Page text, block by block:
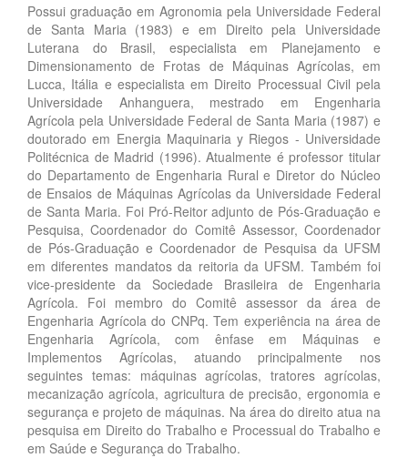
Possui graduação em Agronomia pela Universidade Federal
de Santa Maria (1983) e em Direito pela Universidade
Luterana do Brasil, especialista em Planejamento e
Dimensionamento de Frotas de Máquinas Agrícolas, em
Lucca, Itália e especialista em Direito Processual Civil pela
Universidade Anhanguera, mestrado em Engenharia
Agrícola pela Universidade Federal de Santa Maria (1987) e
doutorado em Energia Maquinaria y Riegos - Universidade
Politécnica de Madrid (1996). Atualmente é professor titular
do Departamento de Engenharia Rural e Diretor do Núcleo
de Ensaios de Máquinas Agrícolas da Universidade Federal
de Santa Maria. Foi Pró-Reitor adjunto de Pós-Graduação e
Pesquisa, Coordenador do Comitê Assessor, Coordenador
de Pós-Graduação e Coordenador de Pesquisa da UFSM
em diferentes mandatos da reitoria da UFSM. Também foi
vice-presidente da Sociedade Brasileira de Engenharia
Agrícola. Foi membro do Comitê assessor da área de
Engenharia Agrícola do CNPq. Tem experiência na área de
Engenharia Agrícola, com ênfase em Máquinas e
Implementos Agrícolas, atuando principalmente nos
seguintes temas: máquinas agrícolas, tratores agrícolas,
mecanização agrícola, agricultura de precisão, ergonomia e
segurança e projeto de máquinas. Na área do direito atua na
pesquisa em Direito do Trabalho e Processual do Trabalho e
em Saúde e Segurança do Trabalho.